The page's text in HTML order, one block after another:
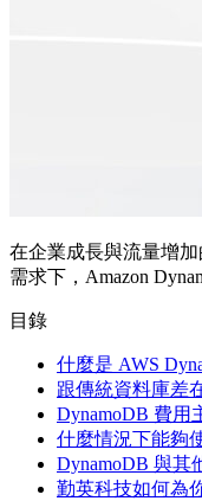
在企業成長與流量增
需求下，Amazon
目錄
什麼是 AWS
跟傳統資料庫差
DynamoDB 費用
什麼情況下能夠
DynamoDB 與其
勤英科技如何為